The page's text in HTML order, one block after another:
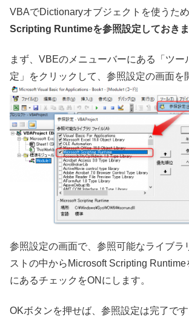
VBAでDictionaryオブジェクトを使うため
Scripting Runtimeを参照設定しておきま
まず、VBEのメニューバーにある「ツー
定」をクリックして、参照設定の画面を
参照設定の画面で、参照可能なライブ
ストの中からMicrosoft Scripting Runtime
にあるチェックをONにします。
OKボタンを押せば、参照設定は完了です